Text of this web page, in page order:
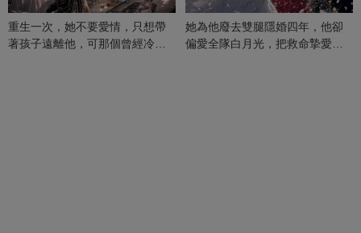
重生一次，她不要愛情，只想帶
著孩子遠離他，可那個曾經冷漠
她為他廢去雙腿隱婚四年，他卻
偏愛全隊白月光，把救命摯愛當